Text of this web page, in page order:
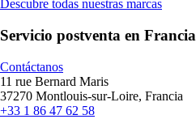
Descubre todas nuestras marcas
Servicio postventa en Francia
Contáctanos
11 rue Bernard Maris
37270 Montlouis-sur-Loire, Francia
+33 1 86 47 62 58